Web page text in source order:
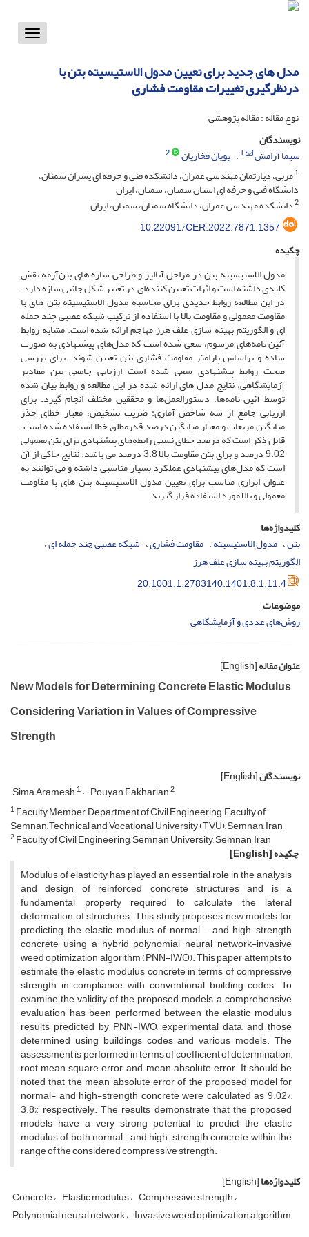
Toggle
مدل‏ های جدید برای تعیین مدول الاستیسیته بتن با
درنظرگیری تغییرات مقاومت فشاری
نوع مقاله : مقاله پژوهشی
نویسندگان
سیما آرامش
1 پویان فخاریان
2
1مربی، دپارتمان مهندسی عمران، دانشکده فنی و حرفه ای پسران سمنان،
دانشگاه فنی و حرفه ای استان سمنان، سمنان، ایران
2دانشکده مهندسی عمران، دانشگاه سمنان، سمنان، ایران
10.22091/CER.2022.7871.1357
چکیده
مدول‌ الاستیسیته بتن در مراحل آنالیز و طراحی سازه ‏های بتن‏‌آرمه نقش
کلیدی داشته است و اثرات تعیین‏ کننده‌ای در تغییر شکل جانبی سازه دارد.
در این مطالعه روابط جدیدی برای محاسبه مدول ‌الاستیسیته بتن‏ های با
مقاومت معمولی و مقاومت بالا با استفاده از ترکیب شبکه عصبی چند جمله
‏ای و الگوریتم بهینه ‏‏سازی علف هرز مهاجم ارائه شده است. مشابه روابط
آئین ‏نامه‌های مرسوم، سعی شده است که مدل‌‏های پیشنهادی به‏ صورت
ساده و براساس پارامتر مقاومت فشاری بتن تعیین شوند. برای بررسی
صحت روابط پیشنهادی سعی شده است ارزیابی جامعی بین مقادیر
آزمایشگاهی، نتایج مدل‏ های ارائه شده در این مطالعه و روابط بیان شده
توسط آئین‏ نامه‌ها، دستورالعمل‌ها و محققین مختلف انجام گیرد. برای
ارزیابی جامع از سه شاخص آماری: ضریب تشخیص، معیار خطای جذر
میانگین مربعات و معیار میانگین درصد قدرمطلق خطا استفاده شده است.
قابل ذکر است که درصد خطای نسبی رابطه‌های پیشنهادی برای بتن معمولی
9.02 درصد و برای بتن مقاومت بالا 3.8 درصد می‏ باشد. نتایج حاکی از آن
است که مدل‏‌های پیشنهادی عملکرد بسیار مناسبی داشته و می‏ توانند به
عنوان ابزاری مناسب برای تعیین مدول ‌الاستیسیته بتن ‏های با مقاومت
معمولی و بالا مورد استفاده قرار گیرند.
کلیدواژه‌ها
بتن مدول الاستیسیته مقاومت فشاری شبکه عصبی چند جمله ‏ای
الگوریتم بهینه ‏سازی علف هرز
20.1001.1.2783140.1401.8.1.11.4
موضوعات
روش‌های عددی و آزمایشگاهی
عنوان مقاله[English]
New Models for Determining Concrete Elastic Modulus
Considering Variation in Values of Compressive
Strength
نویسندگان[English]
Sima Aramesh1 Pouyan Fakharian2
1Faculty Member, Department of Civil Engineering, Faculty of
Semnan, Technical and Vocational University (TVU), Semnan, Iran
2Faculty of Civil Engineering, Semnan University, Semnan, Iran
چکیده[English]
Modulus of elasticity has played an essential role in the analysis
and design of reinforced concrete structures and is a
fundamental property required to calculate the lateral
deformation of structures. This study proposes new models for
predicting the elastic modulus of normal - and high-strength
concrete using a hybrid polynomial neural network-invasive
weed optimization algorithm (PNN-IWO). This paper attempts to
estimate the elastic modulus concrete in terms of compressive
strength in compliance with conventional building codes. To
examine the validity of the proposed models, a comprehensive
evaluation has been performed between the elastic modulus
results predicted by PNN-IWO, experimental data, and those
determined using buildings codes and various models. The
assessment is performed in terms of coefficient of determination,
root mean square error, and mean absolute error. It should be
noted that the mean absolute error of the proposed model for
normal- and high-strength concrete were calculated as 9.02%,
3.8%, respectively. The results demonstrate that the proposed
models have a very strong potential to predict the elastic
modulus of both normal- and high-strength concrete within the
range of the considered compressive strength.
کلیدواژه‌ها[English]
Concrete Elastic modulus Compressive strength
Polynomial neural network Invasive weed optimization algorithm